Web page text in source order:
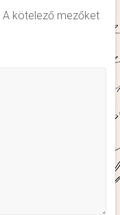
A kötelező mezőket